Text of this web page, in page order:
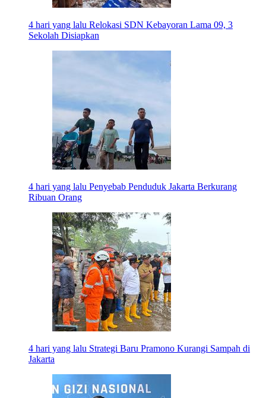
4 hari yang lalu Relokasi SDN Kebayoran Lama 09, 3
Sekolah Disiapkan
4 hari yang lalu Penyebab Penduduk Jakarta Berkurang
Ribuan Orang
4 hari yang lalu Strategi Baru Pramono Kurangi Sampah di
Jakarta